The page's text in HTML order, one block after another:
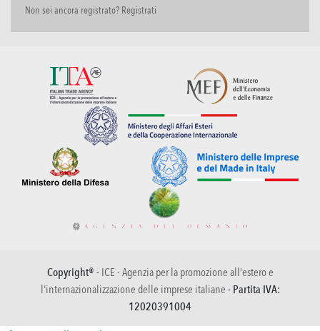
Non sei ancora registrato? Registrati
Copyright® - ICE - Agenzia per la promozione all’estero e
l'internazionalizzazione delle imprese italiane - Partita IVA:
12020391004